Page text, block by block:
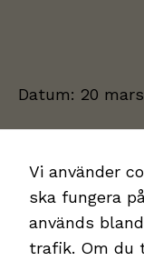
Datum: 20
Vi använder
ska fungera
används
trafik. Om du